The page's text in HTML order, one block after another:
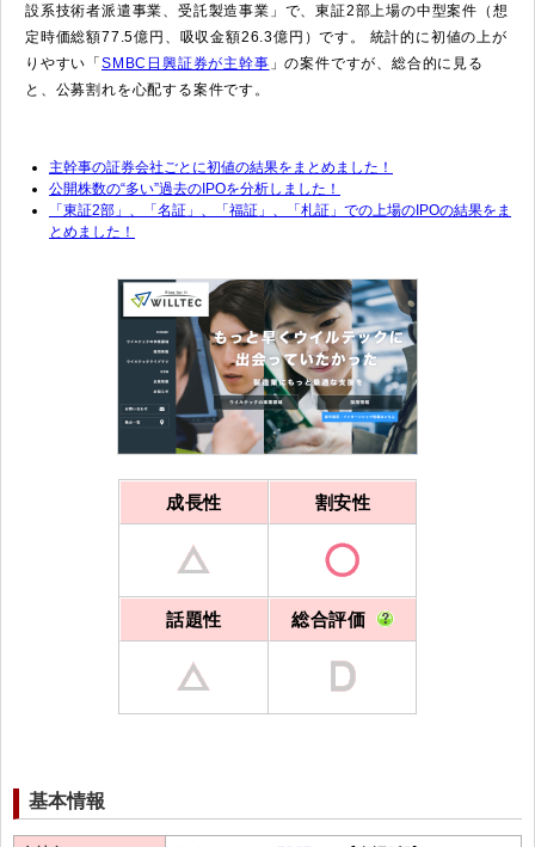
設系技術者派遣事業、受託製造事業」で、東証2部上場の中型案件（想
定時価総額77.5億円、吸収金額26.3億円）です。 統計的に初値の上が
りやすい「 SMBC日興証券が主幹事 」の案件ですが、総合的に見る
と、公募割れを心配する案件です。
主幹事の証券会社ごとに初値の結果をまとめました！
公開株数の“多い”過去のIPOを分析しました！
「東証2部」、「名証」、「福証」、「札証」での上場のIPOの結果をま
とめました！
成長性 割安性
話題性 総合評価
基本情報